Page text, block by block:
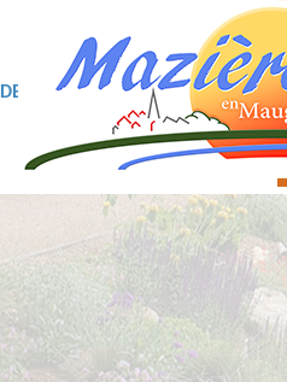
DECOUVRIR VIEMUNICIPALE